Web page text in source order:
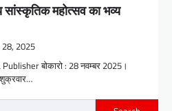
सांस्कृतिक महोत्सव का भव्य
2025
बोकारो : 28 नवम्बर 2025।